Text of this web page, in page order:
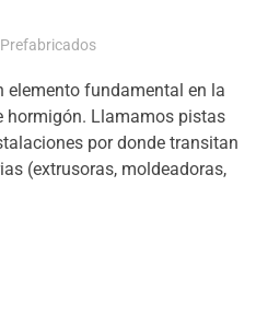
elemento fundamental en la
hormigón. Llamamos pistas
por donde transitan
(extrusoras, moldeadoras,